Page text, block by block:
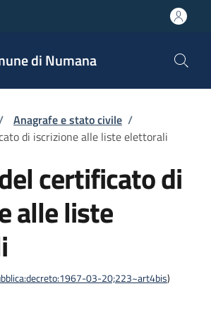
di Numana
pane
Anagrafe e stato civile /
di iscrizione alle liste elettorali
certificato di
alle liste
03-20;223~art4bis)